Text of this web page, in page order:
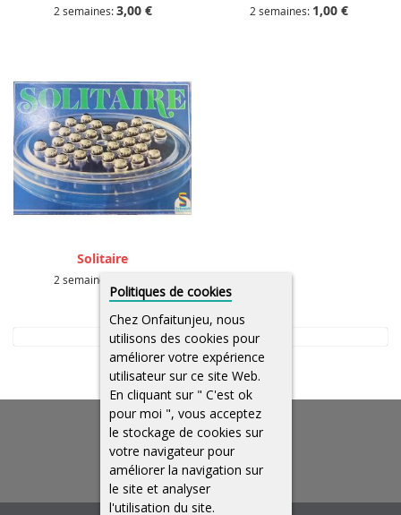
2 semaines:3,00 € 2 semaines: 1,00 €
Solitaire
2 semaines:
Politiques de cookies
Chez Onfaitunjeu, nous
utilisons des cookies pour
améliorer votre expérience
utilisateur sur ce site Web.
En cliquant sur " C'est ok
pour moi ", vous acceptez
le stockage de cookies sur
votre navigateur pour
améliorer la navigation sur
le site et analyser
l'utilisation du site.